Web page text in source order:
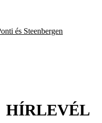
és Steenbergen
HÍRLEVÉL